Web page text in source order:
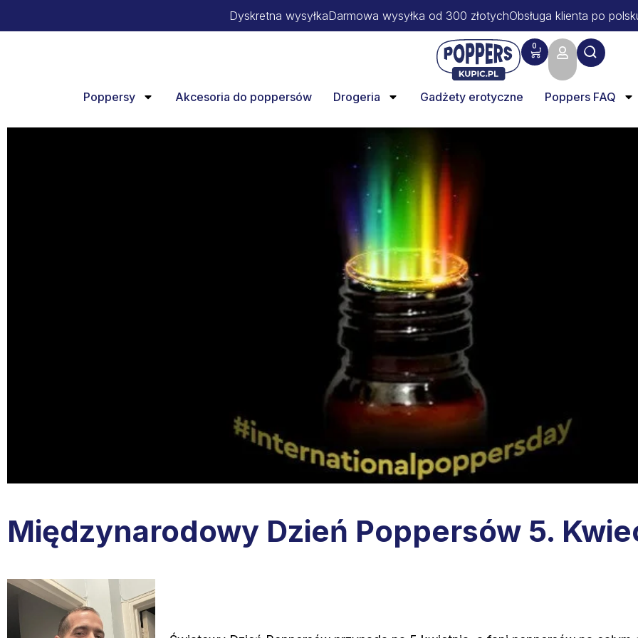
Dyskretna wysyłkaDarmowa wysyłka od 300 złotychObsługa klienta po
0
Poppersy Akcesoria do poppersów Drogeria Gadżety erotyczne Poppers FAQ
Międzynarodowy Dzień Poppersów 5.